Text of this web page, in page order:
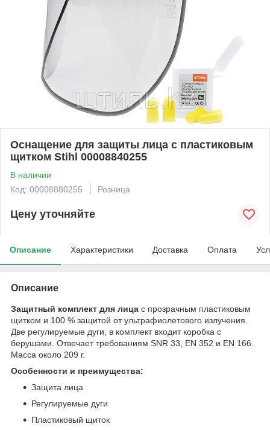
Оснащение для защиты лица с пластиковым
щитком Stihl 00008840255
В наличии
Код: 00008880255
Розница
Цену уточняйте
Описание Характеристики Доставка Оплата
Описание
Защитный комплект для лица с прозрачным пластиковым
щитком и 100 % защитой от ультрафиолетового излучения.
Две регулируемые дуги, в комплект входит коробка с
берушами. Отвечает требованиям SNR 33, EN 352 и EN 166.
Масса около 209 г.
Особенности и преимущества:
Защита лица
Регулируемые дуги
Пластиковый щиток